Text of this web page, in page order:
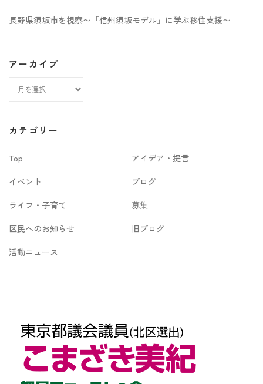
長野県須坂市を視察〜「信州須坂モデル」に学ぶ移住支援〜
アーカイブ
カ
ブ
カテゴリー
Top
アイデア・提言
イベント
ブログ
ライフ・子育て
募集
区民へのお知らせ
旧ブログ
活動ニュース